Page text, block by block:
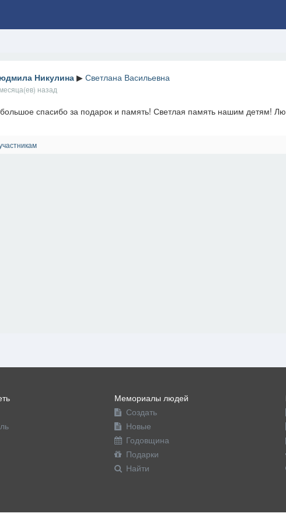
Никулина ▶Светлана Васильевна
назад
спасибо за подарок и память! Светлая память нашим детям!
Мемориалы людей
Создать
Новые
Годовщина
Подарки
Найти